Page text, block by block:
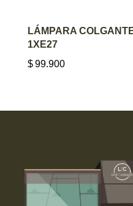
LÁMPARA
1XE27
$99.900